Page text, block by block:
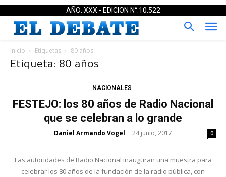
AÑO: XXX - EDICION N°:10.522
Inicio Etiquetas 80 años
Etiqueta: 80 años
NACIONALES
FESTEJO: los 80 años de Radio Nacional
que se celebran a lo grande
Daniel Armando Vogel - 24 junio, 2017 0
Las autoridades de Radio Nacional inauguran una muestra para
celebrar los 80 años de la fundación de la radio pública, con